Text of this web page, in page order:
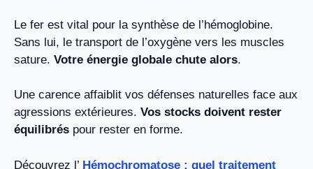
Le fer est vital pour la synthèse de l’hémoglobine.
Sans lui, le transport de l’oxygène vers les muscles
sature. Votre énergie globale chute alors.
Une carence affaiblit vos défenses naturelles face aux
agressions extérieures. Vos stocks doivent rester
équilibrés pour rester en forme.
Découvrez l’ Hémochromatose : quel traitement